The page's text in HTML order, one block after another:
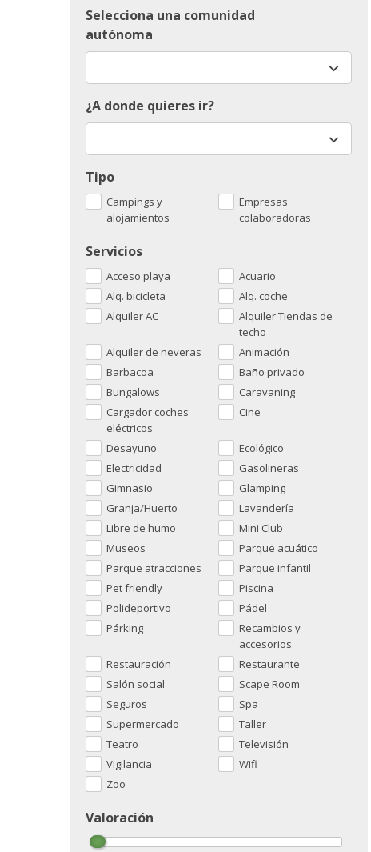
Tipo
Campings y
alojamientos
Empresas
colaboradoras
Selecciona una comunidad
autónoma
¿A donde quieres ir?
Servicios
Acceso playa
Acuario
Alq. bicicleta
Alq. coche
Alquiler AC
Alquiler Tiendas de
techo
Alquiler de neveras
Animación
Barbacoa
Baño privado
Bungalows
Caravaning
Cargador coches
eléctricos
Cine
Desayuno
Ecológico
Electricidad
Gasolineras
Gimnasio
Glamping
Granja/Huerto
Lavandería
Libre de humo
Mini Club
Museos
Parque acuático
Parque atracciones
Parque infantil
Pet friendly
Piscina
Polideportivo
Pádel
Párking
Recambios y
accesorios
Restauración
Restaurante
Salón social
Scape Room
Seguros
Spa
Supermercado
Taller
Teatro
Televisión
Vigilancia
Wifi
Zoo
Valoración